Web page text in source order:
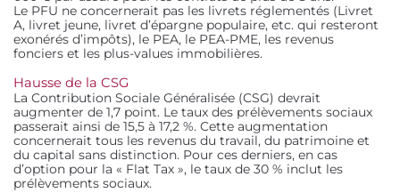
Le PFU ne concernerait pas les livrets réglementés (Livret
A, livret jeune, livret d’épargne populaire, etc. qui resteront
exonérés d’impôts), le PEA, le PEA-PME, les revenus
fonciers et les plus-values immobilières.
Hausse de la CSG
La Contribution Sociale Généralisée (CSG) devrait
augmenter de 1,7 point. Le taux des prélèvements sociaux
passerait ainsi de 15,5 à 17,2 %. Cette augmentation
concernerait tous les revenus du travail, du patrimoine et
du capital sans distinction. Pour ces derniers, en cas
d’option pour la « Flat Tax », le taux de 30 % inclut les
prélèvements sociaux.